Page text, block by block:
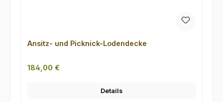
Ansitz- und Picknick-Lodendecke
Regulärer Preis:
184,00 €
Details